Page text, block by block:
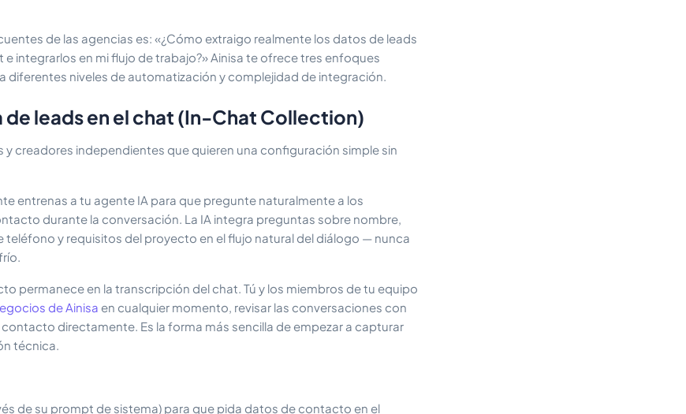
de las agencias es: «¿Cómo extraigo realmente los datos de leads
integrarlos en mi flujo de trabajo?» Ainisa te ofrece tres enfoques
diferentes niveles de automatización y complejidad de integración.
de leads en el chat (In-Chat Collection)
y creadores independientes que quieren una configuración simple sin
entrenas a tu agente IA para que pregunte naturalmente a los
durante la conversación. La IA integra preguntas sobre nombre,
y requisitos del proyecto en el flujo natural del diálogo — nunca
permanece en la transcripción del chat. Tú y los miembros de tu equipo
de Ainisa en cualquier momento, revisar las conversaciones con
directamente. Es la forma más sencilla de empezar a capturar
técnica.
de su prompt de sistema) para que pida datos de contacto en el